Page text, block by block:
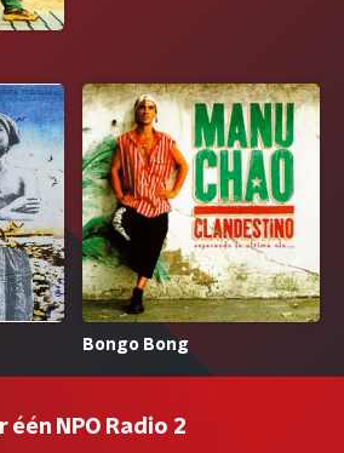
Bongo Bong
één NPO Radio 2